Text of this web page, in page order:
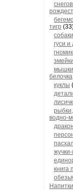
тигр
собаки
гуси и
белочка
куклы
водно-
жучки-
книга
Напитки